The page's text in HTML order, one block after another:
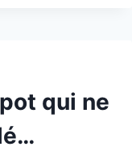
qui ne